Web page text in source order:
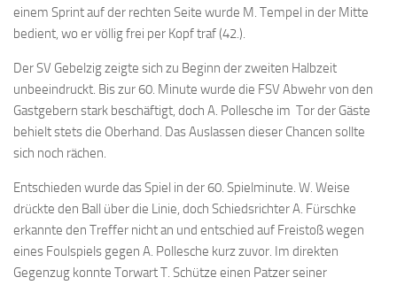
einem Sprint auf der rechten Seite wurde M. Tempel in der Mitte
bedient, wo er völlig frei per Kopf traf (42.).
Der SV Gebelzig zeigte sich zu Beginn der zweiten Halbzeit
unbeeindruckt. Bis zur 60. Minute wurde die FSV Abwehr von den
Gastgebern stark beschäftigt, doch A. Pollesche im Tor der Gäste
behielt stets die Oberhand. Das Auslassen dieser Chancen sollte
sich noch rächen.
Entschieden wurde das Spiel in der 60. Spielminute. W. Weise
drückte den Ball über die Linie, doch Schiedsrichter A. Fürschke
erkannte den Treffer nicht an und entschied auf Freistoß wegen
eines Foulspiels gegen A. Pollesche kurz zuvor. Im direkten
Gegenzug konnte Torwart T. Schütze einen Patzer seiner